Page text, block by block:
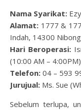
Nama Syarikat:
Alamat: 1777 &
Indah, 14300
Hari Beroperasi:
(10:00 AM – 4:00PM)
Telefon: 04 – 593
Jurujual: Ms. Sue
Sebelum terlupa,